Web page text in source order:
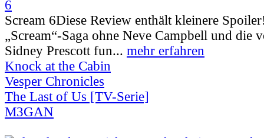
Scream 6Diese Review enthält kleinere
„Scream“-Saga ohne Neve Campbell und die
Sidney Prescott fun... mehr erfahren
Knock at the Cabin
Vesper Chronicles
The Last of Us [TV-Serie]
M3GAN